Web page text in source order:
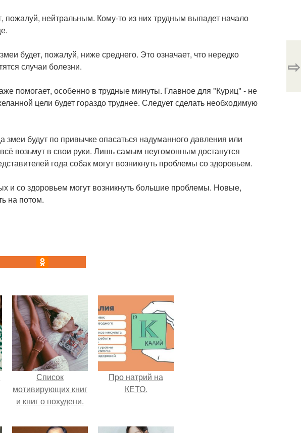
пожалуй, нейтральным. Кому-то из них трудным выпадет начало
будет, пожалуй, ниже среднего. Это означает, что нередко
случаи болезни.
помогает, особенно в трудные минуты. Главное для "Куриц" - не
цели будет гораздо труднее. Следует сделать необходимую
будут по привычке опасаться надуманного давления или
всё возьмут в свои руки. Лишь самым неугомонным достанутся
года собак могут возникнуть проблемы со здоровьем.
и со здоровьем могут возникнуть большие проблемы. Новые,
на потом.
⇨
Список
мотивирующих книг
и книг о похудени.
Про натрий на
КЕТО.